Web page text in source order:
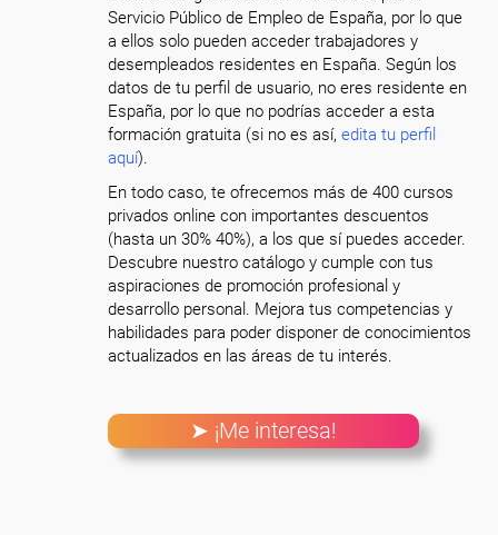
Servicio Público de Empleo de España, por lo que
a ellos solo pueden acceder trabajadores y
desempleados residentes en España. Según los
datos de tu perfil de usuario, no eres residente en
España, por lo que no podrías acceder a esta
formación gratuita (si no es así,edita tu perfil
aquí).
En todo caso, te ofrecemos más de 400 cursos
privados online con importantes descuentos
(hasta un 30% 40%), a los que sí puedes acceder.
Descubre nuestro catálogo y cumple con tus
aspiraciones de promoción profesional y
desarrollo personal. Mejora tus competencias y
habilidades para poder disponer de conocimientos
actualizados en las áreas de tu interés.
➤ ¡Me interesa!